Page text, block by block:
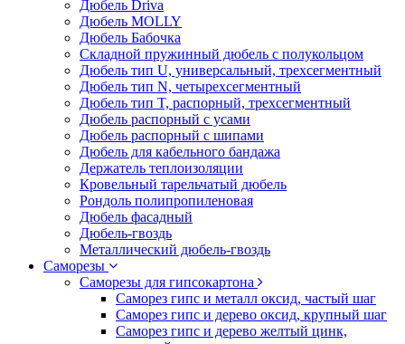
Дюбель Driva
Дюбель MOLLY
Дюбель Бабочка
Складной пружинный дюбель с полукольцом
Дюбель тип U, универсальный, трехсегментный
Дюбель тип N, четырехсегментный
Дюбель тип T, распорный, трехсегментный
Дюбель распорный с усами
Дюбель распорный с шипами
Дюбель для кабельного бандажа
Держатель теплоизоляции
Кровельный тарельчатый дюбель
Рондоль полипропиленовая
Дюбель фасадный
Дюбель-гвоздь
Металлический дюбель-гвоздь
Саморезы
Саморезы для гипсокартона
Саморез гипс и металл оксид, частый шаг
Саморез гипс и дерево оксид, крупный шаг
Саморез гипс и дерево желтый цинк,